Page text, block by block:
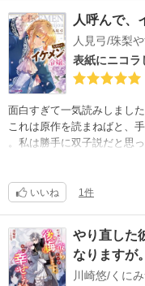
人呼んで、
人見弓/珠梨
表紙にニコラ
面白すぎて一気読みしまし
これは原作を読まねばと、
。私は勝手に双子説だと思
みしてください。
いいね 1件
やり直した
なりますが。
川崎悠/くに